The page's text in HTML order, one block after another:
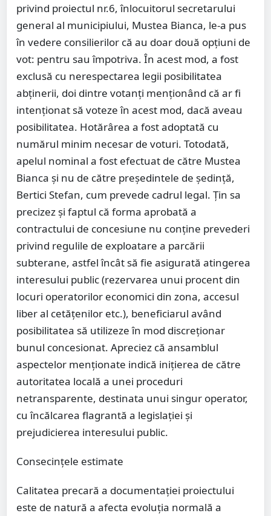
privind proiectul nr.6, înlocuitorul secretarului
general al municipiului, Mustea Bianca, le-a pus
în vedere consilierilor că au doar două opțiuni de
vot: pentru sau împotriva. În acest mod, a fost
exclusă cu nerespectarea legii posibilitatea
abținerii, doi dintre votanți menționând că ar fi
intenționat să voteze în acest mod, dacă aveau
posibilitatea. Hotărârea a fost adoptată cu
numărul minim necesar de voturi. Totodată,
apelul nominal a fost efectuat de către Mustea
Bianca și nu de către președintele de ședință,
Bertici Stefan, cum prevede cadrul legal. Țin sa
precizez și faptul că forma aprobată a
contractului de concesiune nu conține prevederi
privind regulile de exploatare a parcării
subterane, astfel încât să fie asigurată atingerea
interesului public (rezervarea unui procent din
locuri operatorilor economici din zona, accesul
liber al cetățenilor etc.), beneficiarul având
posibilitatea să utilizeze în mod discreționar
bunul concesionat. Apreciez că ansamblul
aspectelor menționate indică inițierea de către
autoritatea locală a unei proceduri
netransparente, destinata unui singur operator,
cu încălcarea flagrantă a legislației și
prejudicierea interesului public.
Consecințele estimate
Calitatea precară a documentației proiectului
este de natură a afecta evoluția normală a